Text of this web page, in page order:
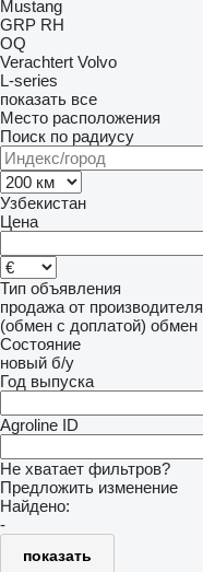
Mustang
GRP RH
OQ
Verachtert Volvo
L-series
показать все
Место расположения
Поиск по радиусу
Узбекистан
Цена
Тип объявления
продажа от производителя
(обмен с доплатой) обмен
Состояние
новый б/у
Год выпуска
Agroline ID
Не хватает фильтров?
Предложить изменение
Найдено:
-
показать